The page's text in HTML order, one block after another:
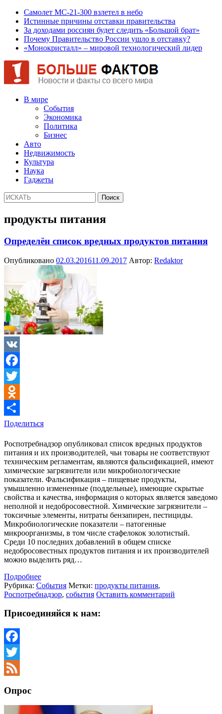
Самолет МС-21-300 взлетел в небо
Истинные причины отставки правительства
За доходами россиян будет следить «Большой брат»
Почему Правительство России ушло в отставку?
«Монокристалл» – мировой технологический лидер
В мире
События
Экономика
Политика
Бизнес
Авто
Недвижимость
Культура
Наука
Гаджеты
продукты питания
Определён список вредных продуктов питания
Опубликовано 02.03.201611.09.2017 Автор: Redaktor
VK
Facebook
Twitter
Odnoklassniki
Поделиться
Роспотребнадзор опубликовал список вредных продуктов
питания и их производителей, чьи товары не соответствуют
техническим регламентам, являются фальсификацией, имеют
химические загрязнители или микробиологические
показатели. Фальсификация – пищевые продукты,
умышленно измененные (поддельные), имеющие скрытые
свойства и качества, информация о которых является заведомо
неполной и недобросовестной. Химические загрязнители –
токсичные элементы, нитраты бензапирен, пестициды.
Микробиологические показатели – патогенные
микроорганизмы, в том числе стафелокок золотистый.
Среди 10 последних добавлений в общем списке
недобросовестных продуктов питания и их производителей
можно выделить ряд…
Подробнее
Рубрика: События Метки: продукты питания,
Роспотребнадзор, события Оставить комментарий
Присоединяйся к нам:
Facebook
Twitter
Опрос